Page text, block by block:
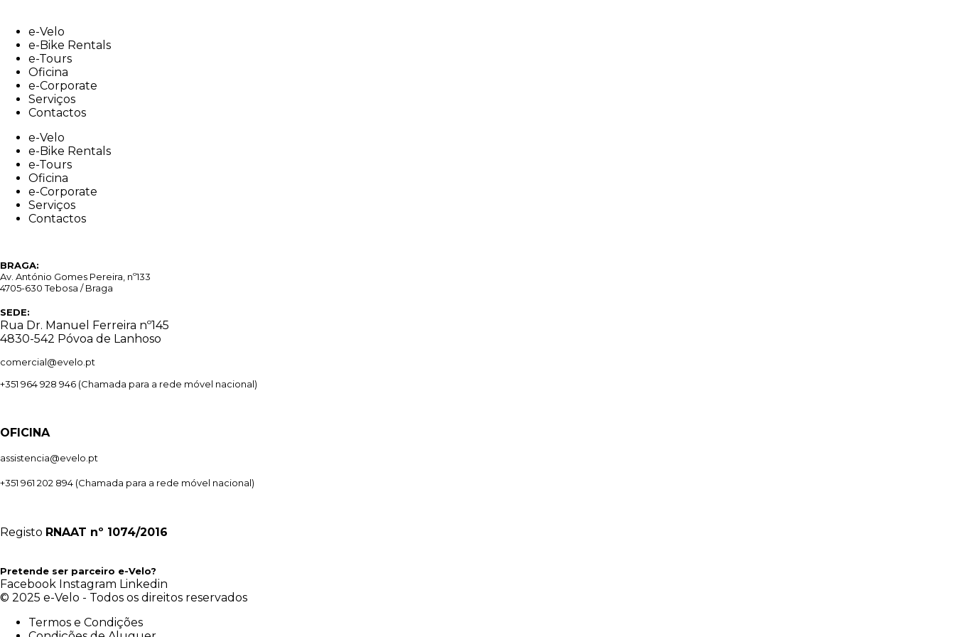
contente-Velo
e-Bike Rentals
e-Tours
Oficina
e-Corporate
Serviços
Contactos
e-Velo
e-Bike Rentals
e-Tours
Oficina
e-Corporate
Serviços
Contactos
BRAGA:
Av. António Gomes Pereira, nº133
4705-630 Tebosa / Braga
SEDE:
Rua Dr. Manuel Ferreira nº145
4830-542 Póvoa de Lanhoso
comercial@evelo.pt
+351 964 928 946 (Chamada para a rede móvel nacional)
OFICINA
assistencia@evelo.pt
+351 961 202 894 (Chamada para a rede móvel nacional)
Registo RNAAT nº 1074/2016
Pretende ser parceiro e-Velo?
Facebook Instagram Linkedin
© 2025 e-Velo - Todos os direitos reservados
Termos e Condições